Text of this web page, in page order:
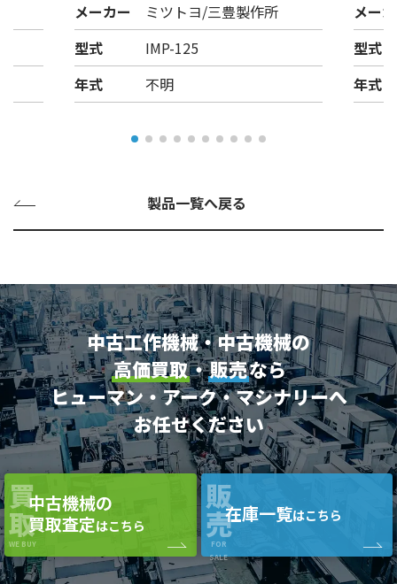
メーカー
ミツトヨ/三豊製作所
型式
IMP-125
年式
不明
メー
型式
年式
製品一覧へ戻る
中古工作機械・中古機械の
高価買取・販売なら
ヒューマン・アーク・マシナリーへ
お任せください
買
取
WE BUY
中古機械の
買取査定はこちら
販
売
FOR
SALE
在庫一覧はこちら